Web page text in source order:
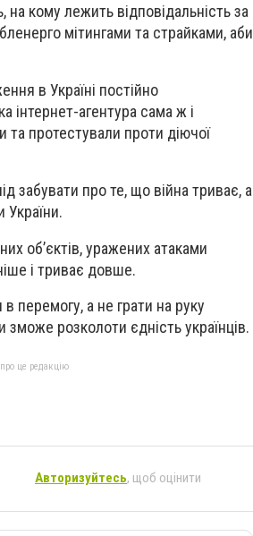
кому лежить відповідальність за
мітингами та страйками, аби
в Україні постійно
інтернет-агентура сама ж і
та протестували проти діючої
забувати про те, що війна триває, а
України.
об’єктів, уражених атаками
і триває довше.
перемогу, а не грати на руку
зможе розколоти єдність українців.
це редакцію
Авторизуйтесь, щоб оцінити